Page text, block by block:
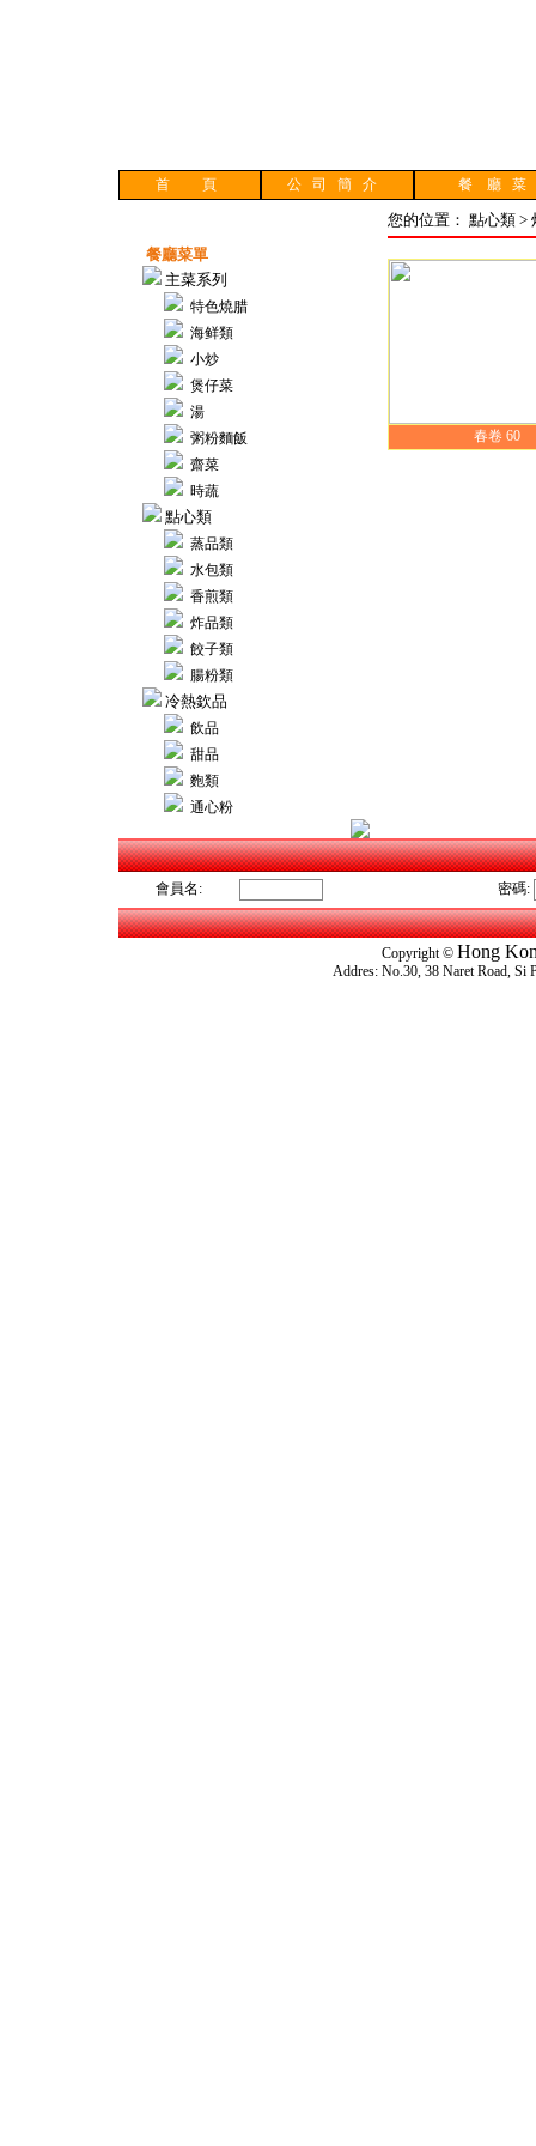
首 頁 公 司 簡 介 餐 廳
餐廳菜單
主菜系列
特色燒腊
海鲜類
小炒
煲仔菜
湯
粥粉麵飯
齋菜
時蔬
點心類
蒸品類
水包類
香煎類
炸品類
餃子類
腸粉類
冷熱欽品
飲品
甜品
麭類
通心粉
您的位置： 點心類 >
春卷 60
會員名: 密碼:
Copyright © Hong
Addres: No.30, 38 Naret Road,